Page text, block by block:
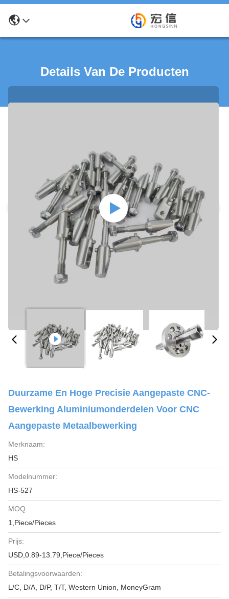
Details Van De Producten
Duurzame En Hoge Precisie Aangepaste CNC-
Bewerking Aluminiumonderdelen Voor CNC
Aangepaste Metaalbewerking
Merknaam:
HS
Modelnummer:
HS-527
MOQ:
1,Piece/Pieces
Prijs:
USD,0.89-13.79,Piece/Pieces
Betalingsvoorwaarden:
L/C, D/A, D/P, T/T, Western Union, MoneyGram